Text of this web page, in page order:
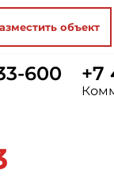
объект
600 +7